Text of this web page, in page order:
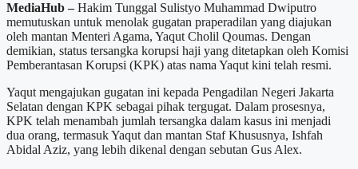
MediaHub –Hakim Tunggal Sulistyo Muhammad Dwiputro
memutuskan untuk menolak gugatan praperadilan yang diajukan
oleh mantan Menteri Agama, Yaqut Cholil Qoumas. Dengan
demikian, status tersangka korupsi haji yang ditetapkan oleh Komisi
Pemberantasan Korupsi (KPK) atas nama Yaqut kini telah resmi.
Yaqut mengajukan gugatan ini kepada Pengadilan Negeri Jakarta
Selatan dengan KPK sebagai pihak tergugat. Dalam prosesnya,
KPK telah menambah jumlah tersangka dalam kasus ini menjadi
dua orang, termasuk Yaqut dan mantan Staf Khususnya, Ishfah
Abidal Aziz, yang lebih dikenal dengan sebutan Gus Alex.